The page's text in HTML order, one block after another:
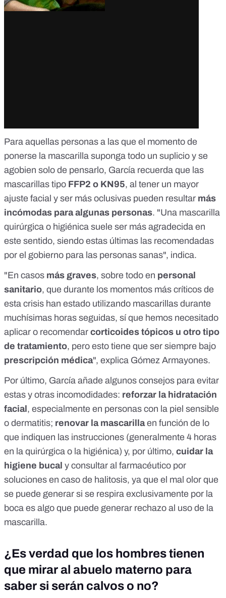
Para aquellas personas a las que el momento de
ponerse la mascarilla suponga todo un suplicio y se
agobien solo de pensarlo, García recuerda que las
mascarillas tipo FFP2 o KN95, al tener un mayor
ajuste facial y ser más oclusivas pueden resultar más
incómodas para algunas personas. "Una mascarilla
quirúrgica o higiénica suele ser más agradecida en
este sentido, siendo estas últimas las recomendadas
por el gobierno para las personas sanas", indica.
"En casos más graves, sobre todo en personal
sanitario, que durante los momentos más críticos de
esta crisis han estado utilizando mascarillas durante
muchísimas horas seguidas, sí que hemos necesitado
aplicar o recomendar corticoides tópicos u otro tipo
de tratamiento, pero esto tiene que ser siempre bajo
prescripción médica", explica Gómez Armayones.
Por último, García añade algunos consejos para evitar
estas y otras incomodidades: reforzar la hidratación
facial , especialmente en personas con la piel sensible
o dermatitis; renovar la mascarillaen función de lo
que indiquen las instrucciones (generalmente 4 horas
en la quirúrgica o la higiénica) y, por último, cuidar la
higiene bucal y consultar al farmacéutico por
soluciones en caso de halitosis, ya que el mal olor que
se puede generar si se respira exclusivamente por la
boca es algo que puede generar rechazo al uso de la
mascarilla.
¿Es verdad que los hombres tienen
que mirar al abuelo materno para
saber si serán calvos o no?